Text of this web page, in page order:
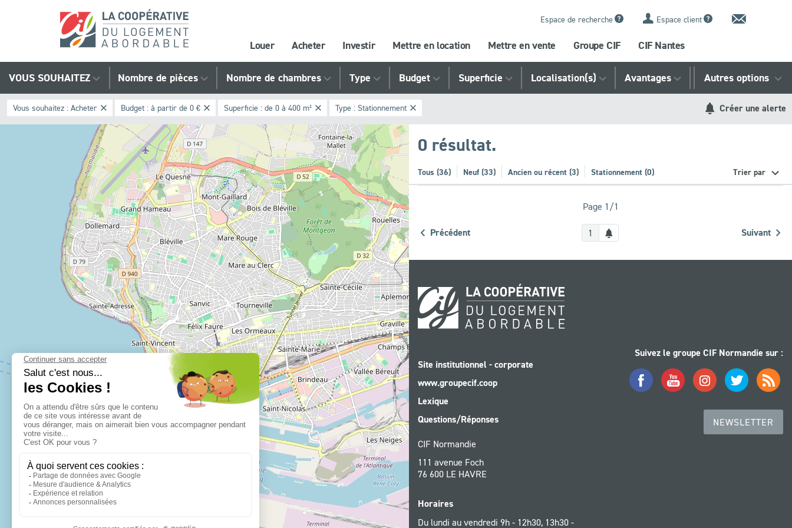
Espace de recherche Espace client Contact
Louer Acheter Investir Mettre en location Mettre en vente Groupe CIF CIF Nantes
Trouvez
votre
bien
VOUS SOUHAITEZ Nombre de pièces Nombre de chambres Type Budget Superficie Localisation(s) Avantages Référence
Autres options
Créer une alerte
Vous souhaitez : Acheter Budget : à partir de 0 € Superficie : de 0 à 400 m² Type : Stationnement
0 résultat.
Trier par
Tous (36) Neuf (33) Ancien ou récent (3) Stationnement (0)
Page 1/1
Précédent 1
Créer
une
alerte
Suivant
Site institutionnel - corporate
www.groupecif.coop
Lexique
Questions/Réponses
CIF Normandie
111 avenue Foch
76 600 LE HAVRE
Horaires
Du lundi au vendredi 9h - 12h30, 13h30 -
Suivez le groupe CIF Normandie sur :
FacebookYouTubeInstagramTwitter Flux
RSS
NEWSLETTER